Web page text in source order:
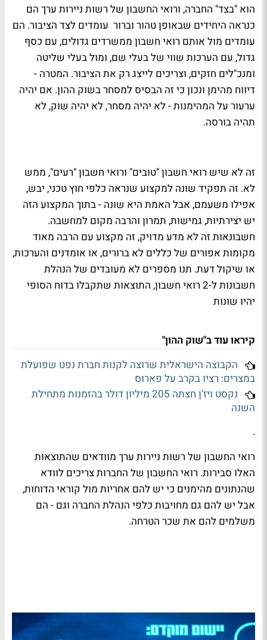
הוא "בצד" החברה, ורואי החשבון של רשות ניירות ערך הם
כנראה היחידים שבאופן טהור וברור עומדים לצד הציבור. הם
עומדים מול אותם רואי חשבון ממשרדים גדולים, עם כסף
גדול, עם הערכות שווי של בעלי שם, ומול בעלי שליטה
ומנכ"לים חזקים, וצריכים לייצג רק את הציבור. המטרה -
דיווח מהימן ונכון כי זה הבסיס למסחר בשוק ההון. אם יהיה
ערעור על המהימנות - לא יהיה מסחר, לא יהיה שוק, לא
תהיה בורסה.
זה לא שיש רואי חשבון "טובים" ורואי חשבון "רעים", ממש
לא. זה תפקיד שונה למקצוע שנראה כלפי חוץ טכני, יבש,
אפילו משעמם, אבל האמת היא שונה - בתוך המקצוע הזה
יש יצירתיות, גמישות, תמרון והרבה מקום למחשבה.
חשבונאות זה לא מדע מדויק, זה מקצוע עם הרבה מאוד
מקומות אפורים של כללים לא ברורים, או אומדנים והערכות,
או שיקול דעת. תנו מספרים לא מעובדים של הנהלת
חשבונות ל-2 רואי חשבון, התוצאות שתקבלו בדוח הסופי
יהיו שונות
קיראו עוד ב"שוק ההון"
הקבוצה הישראלית שרוצה לקנות חברת נפט שפועלת
במצרים: רציו בקרב על פארוס
נקסט ויז'ן חצתה 205 מיליון דולר בהזמנות מתחילת
השנה
.
רואי החשבון של רשות ניירות ערך מוודאים שהתוצאות
האלו סבירות. רואי החשבון של החברות צריכים לוודא
שהנתונים מהימנים כי יש להם אחריות מול קוראי הדוחות,
אבל יש להם גם מחויבות כלפי הנהלת החברה וגם - הם
משלמים להם את שכר הטרחה.